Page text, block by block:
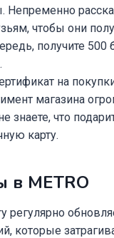
чтобы они
получите 500
на
магазина
знаете, что
карту.
в METRO
регулярно
которые